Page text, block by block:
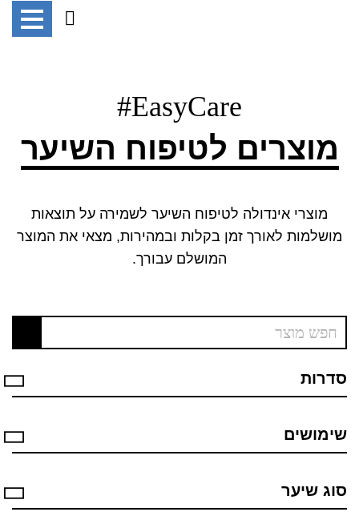
EasyCare#
מוצרים לטיפוח השיער
מוצרי אינדולה לטיפוח השיער לשמירה על תוצאות
מושלמות לאורך זמן בקלות ובמהירות, מצאי את המוצר
המושלם עבורך.
סדרות
שימושים
סוג שיער